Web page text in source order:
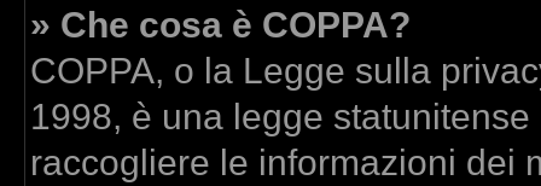
» Che cosa è COPPA?
COPPA, o la Legge sulla
1998, è una legge
raccogliere le informazioni dei